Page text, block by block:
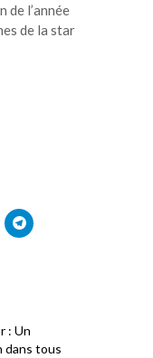
de l’année
de la star
Cliquez
pour
: Un
dans tous